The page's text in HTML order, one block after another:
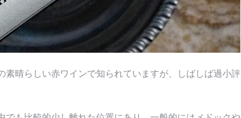
素晴らしい赤ワインで知られていますが、しばしば過小評